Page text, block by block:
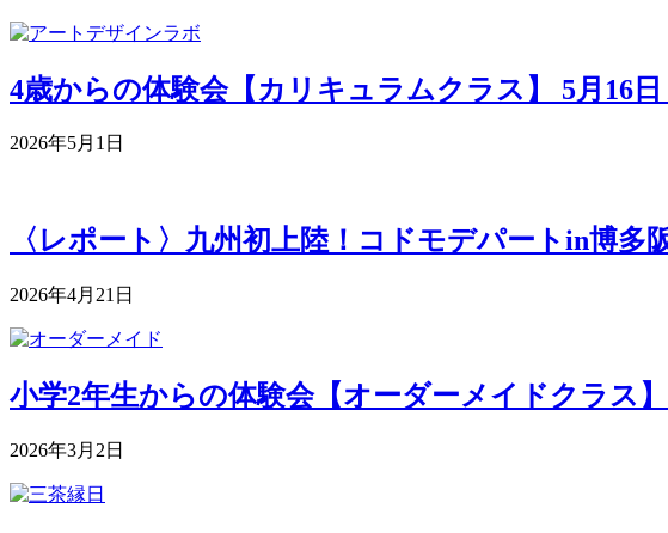
4歳からの体験会【カリキュラムクラス】 5月16日
2026年5月1日
〈レポート〉九州初上陸！コドモデパートin博多
2026年4月21日
小学2年生からの体験会【オーダーメイドクラス
2026年3月2日